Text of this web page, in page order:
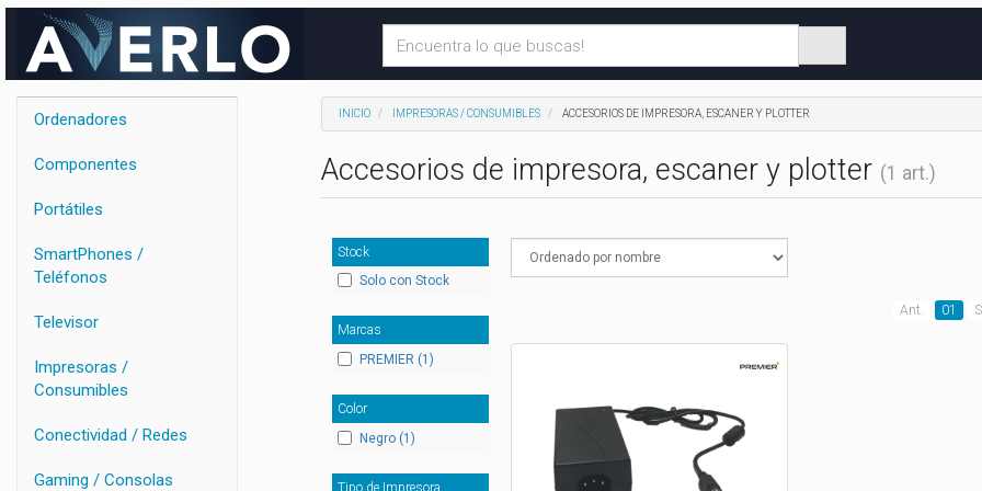
Ordenadores
Componentes
Portátiles
SmartPhones /
Teléfonos
Televisor
Impresoras /
Consumibles
Conectividad / Redes
Gaming / Consolas
INICIO IMPRESORAS / CONSUMIBLES ACCESORIOS DE IMPRESORA, ESCANER Y PLOTTER
Accesorios de impresora, escaner y plotter (1 art.)
Stock
Solo con Stock
Marcas
PREMIER (1)
Color
Negro (1)
Tipo de Impresora
Ant. 01